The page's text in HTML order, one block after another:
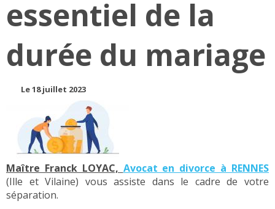
essentiel de la
durée du mariage
Le 18 juillet 2023
Maître Franck LOYAC, Avocat en divorce à RENNES
(Ille et Vilaine) vous assiste dans le cadre de votre
séparation.